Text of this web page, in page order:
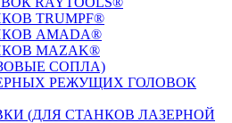
TRUMPF®
AMADA®
MAZAK®
СОПЛА)
РЕЖУЩИХ ГОЛОВОК
(ДЛЯ СТАНКОВ ЛАЗЕРНОЙ